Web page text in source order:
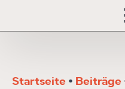
Startseite • Beiträge